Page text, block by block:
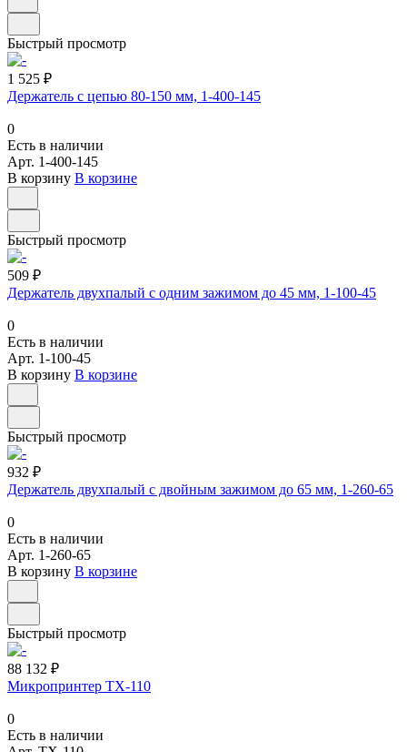
Быстрый просмотр
1 525 ₽
Держатель с цепью 80-150 мм, 1-400-145
0
Есть в наличии
Арт. 1-400-145
В корзину В корзине
Быстрый просмотр
509 ₽
Держатель двухпалый с одним зажимом до 45 мм, 1-100-45
0
Есть в наличии
Арт. 1-100-45
В корзину В корзине
Быстрый просмотр
932 ₽
Держатель двухпалый с двойным зажимом до 65 мм, 1-260-65
0
Есть в наличии
Арт. 1-260-65
В корзину В корзине
Быстрый просмотр
88 132 ₽
Микропринтер TX-110
0
Есть в наличии